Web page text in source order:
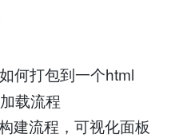
如何打包到一个html
载流程
建流程，可视化面板